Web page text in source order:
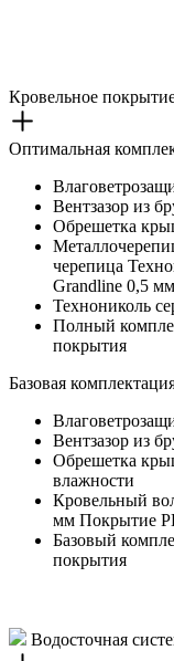
Кровельное
Оптимальная
Вентзазор из
Обрешетка
черепица
Grandline 0,5 мм
Технониколь
Полный
покрытия
Базовая
Вентзазор из
Обрешетка
влажности
Кровельный
мм Покрытие
Базовый
покрытия
Водосточная